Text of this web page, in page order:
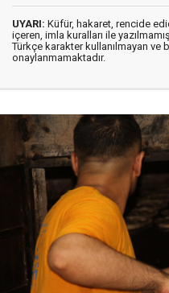
UYARI: Küfür, hakaret, rencide
içeren, imla kuralları ile
Türkçe karakter kullanılmayan ve
onaylanmamaktadır.